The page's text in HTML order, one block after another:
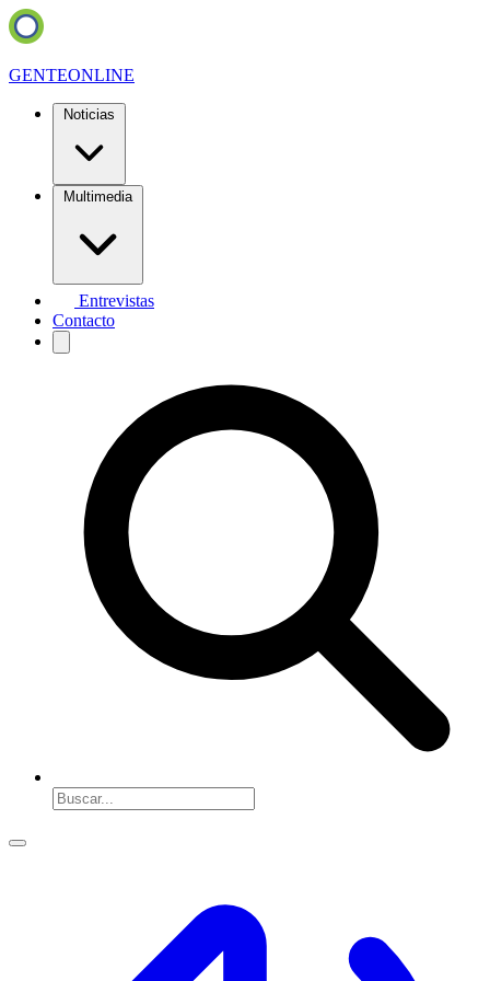
GENTEONLINE
Noticias
Multimedia
Entrevistas
Contacto